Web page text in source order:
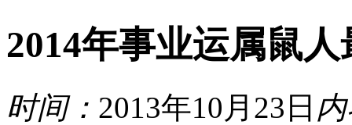
2014年事业运属鼠
时间： 2013年10月23日